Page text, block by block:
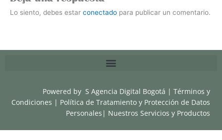
Lo siento, debes estar conectado para publicar un comentario.
Powered by S Agencia Digital Bogotá |Términos y
Condiciones | Política de Tratamiento y Protección de Datos
Personales | Nuestros Servicios y Productos